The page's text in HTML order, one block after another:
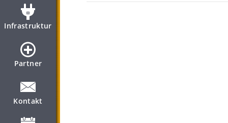
Infrastruktur
Partner
Kontakt